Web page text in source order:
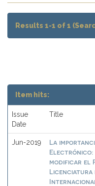
Results 1-1 of 1
Item hits:
Issue
Date
Title
Jun-2019
La
Electrónico:
modificar el
Licenciatura